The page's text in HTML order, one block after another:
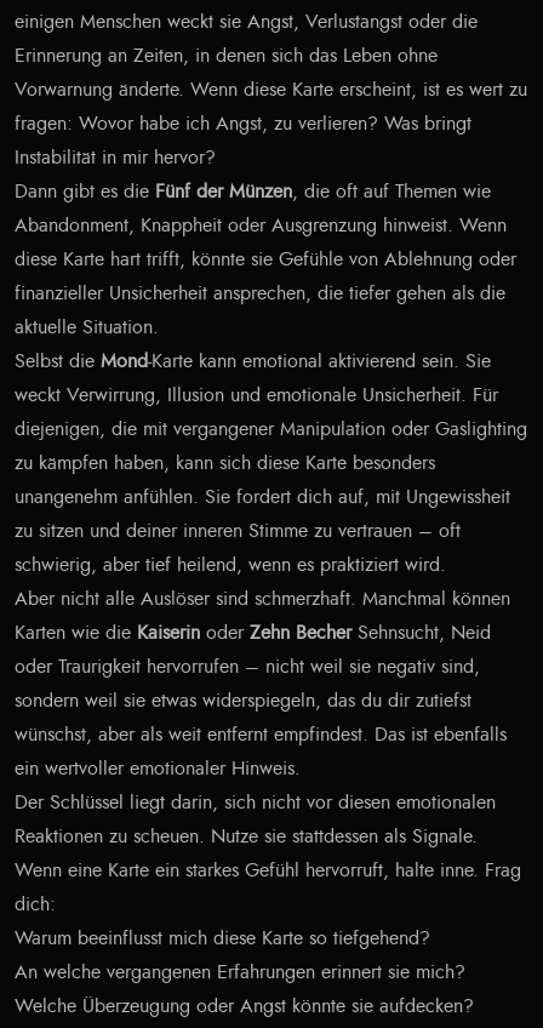
einigen Menschen weckt sie Angst, Verlustangst oder die
Erinnerung an Zeiten, in denen sich das Leben ohne
Vorwarnung änderte. Wenn diese Karte erscheint, ist es wert zu
fragen: Wovor habe ich Angst, zu verlieren? Was bringt
Instabilität in mir hervor?
Dann gibt es die Fünf der Münzen, die oft auf Themen wie
Abandonment, Knappheit oder Ausgrenzung hinweist. Wenn
diese Karte hart trifft, könnte sie Gefühle von Ablehnung oder
finanzieller Unsicherheit ansprechen, die tiefer gehen als die
aktuelle Situation.
Selbst die Mond-Karte kann emotional aktivierend sein. Sie
weckt Verwirrung, Illusion und emotionale Unsicherheit. Für
diejenigen, die mit vergangener Manipulation oder Gaslighting
zu kämpfen haben, kann sich diese Karte besonders
unangenehm anfühlen. Sie fordert dich auf, mit Ungewissheit
zu sitzen und deiner inneren Stimme zu vertrauen – oft
schwierig, aber tief heilend, wenn es praktiziert wird.
Aber nicht alle Auslöser sind schmerzhaft. Manchmal können
Karten wie die Kaiserin oder Zehn BecherSehnsucht, Neid
oder Traurigkeit hervorrufen – nicht weil sie negativ sind,
sondern weil sie etwas widerspiegeln, das du dir zutiefst
wünschst, aber als weit entfernt empfindest. Das ist ebenfalls
ein wertvoller emotionaler Hinweis.
Der Schlüssel liegt darin, sich nicht vor diesen emotionalen
Reaktionen zu scheuen. Nutze sie stattdessen als Signale.
Wenn eine Karte ein starkes Gefühl hervorruft, halte inne. Frag
dich:
Warum beeinflusst mich diese Karte so tiefgehend?
An welche vergangenen Erfahrungen erinnert sie mich?
Welche Überzeugung oder Angst könnte sie aufdecken?